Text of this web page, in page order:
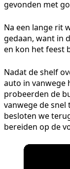
gevonden met
Na een lange rit
gedaan, want in
en kon het feest
Nadat de shelf
auto in vanwege
probeerden de
vanwege de
besloten we
bereiden op de